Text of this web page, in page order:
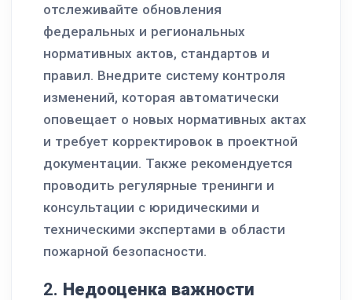
отслеживайте обновления
федеральных и региональных
нормативных актов, стандартов и
правил. Внедрите систему контроля
изменений, которая автоматически
оповещает о новых нормативных актах
и требует корректировок в проектной
документации. Также рекомендуется
проводить регулярные тренинги и
консультации с юридическими и
техническими экспертами в области
пожарной безопасности.
2. Недооценка важности